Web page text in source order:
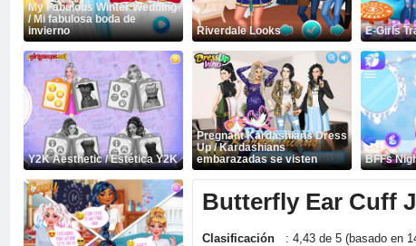
My Fabulous Winter Wedding
/ Mi fabulosa boda de
invierno
Y2K Aesthetic / Estética Y2K
Riverdale Looks E-Girls
Pregnant Kardashians Dress
Up / Kardashians
embarazadas se visten
BFFs
Butterfly Ear Cuff
Clasificación
: 4,43 de 5 (basado en